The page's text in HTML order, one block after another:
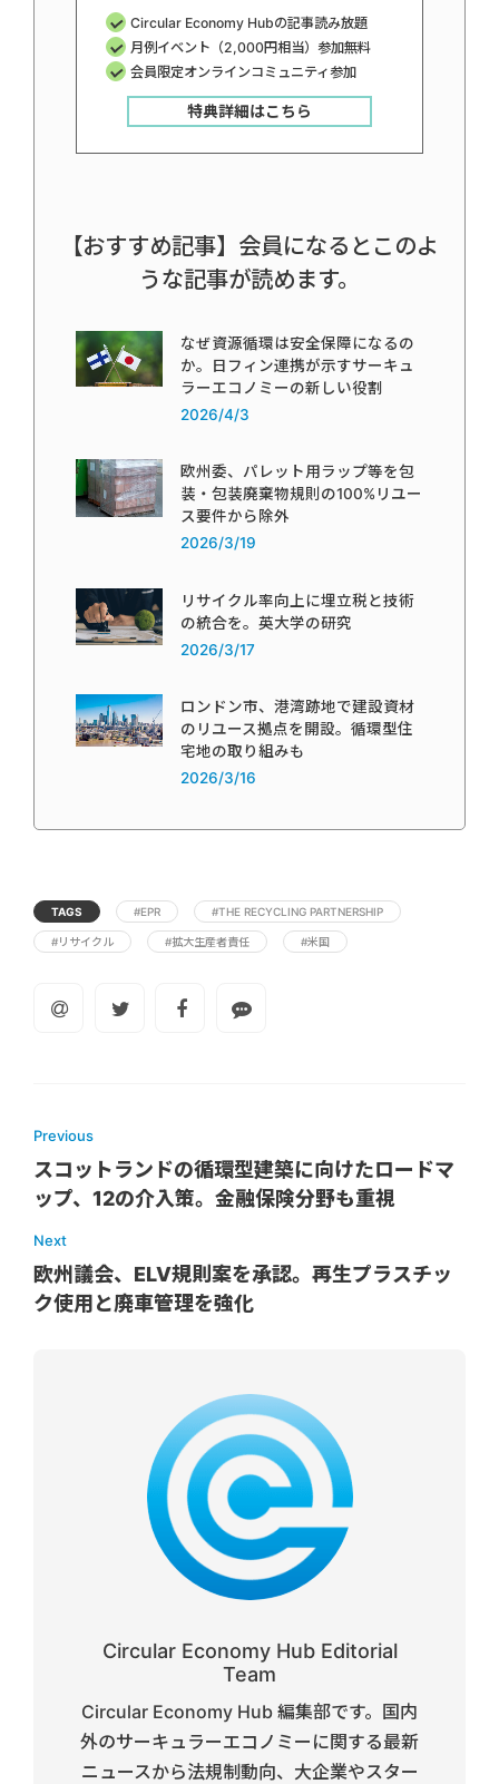
Circular Economy Hubの記事読み放題
月例イベント（2,000円相当）参加無料
会員限定オンラインコミュニティ参加
特典詳細はこちら
【おすすめ記事】会員になるとこのよ
うな記事が読めます。
なぜ資源循環は安全保障になるの
か。日フィン連携が示すサーキュ
ラーエコノミーの新しい役割
2026/4/3
欧州委、パレット用ラップ等を包
装・包装廃棄物規則の100%リユー
ス要件から除外
2026/3/19
リサイクル率向上に埋立税と技術
の統合を。英大学の研究
2026/3/17
ロンドン市、港湾跡地で建設資材
のリユース拠点を開設。循環型住
宅地の取り組みも
2026/3/16
TAGS #EPR #THE RECYCLING PARTNERSHIP
#リサイクル #拡大生産者責任 #米国
Previous
スコットランドの循環型建築に向けたロードマ
ップ、12の介入策。金融保険分野も重視
Next
欧州議会、ELV規則案を承認。再生プラスチッ
ク使用と廃車管理を強化
Circular Economy Hub Editorial
Team
Circular Economy Hub 編集部です。国内
外のサーキュラーエコノミーに関する最新
ニュースから法規制動向、大企業やスター